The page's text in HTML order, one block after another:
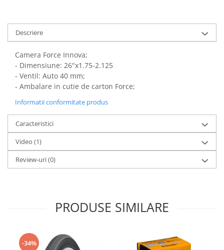
Descriere
Camera Force Innova;
- Dimensiune: 26"x1.75-2.125
- Ventil: Auto 40 mm;
- Ambalare in cutie de carton Force;
Informatii conformitate produs
Caracteristici
Video (1)
Review-uri(0)
PRODUSE SIMILARE
-34%